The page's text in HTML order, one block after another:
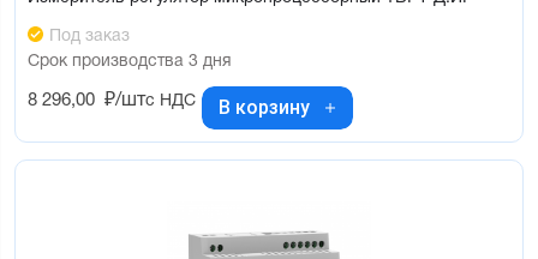
Под заказ
Срок производства 3 дня
8 296,00 ₽/штс НДС В корзину